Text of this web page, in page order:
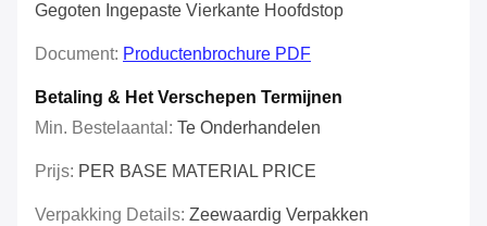
Gegoten Ingepaste Vierkante Hoofdstop
Document: Productenbrochure PDF
Betaling & Het Verschepen Termijnen
Min. Bestelaantal: Te Onderhandelen
Prijs: PER BASE MATERIAL PRICE
Verpakking Details: Zeewaardig Verpakken